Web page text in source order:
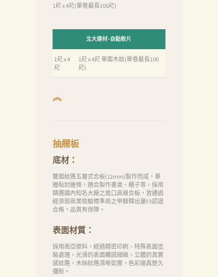
1尺 x 4尺(單卷最長100尺)
北大建材-自黏軟片
1尺 x 4
尺
1尺 x 4尺 單面木紋(單卷最長100
尺)
︽
抽屜板
底材：
雙面紋路五層式合板(12mm)製作而成，單
邊貼封邊條，適合製作書桌、櫃子等，採用
精選國內知名大廠之進口高級合板，皆通過
經濟部商業檢驗標準局之甲醛釋出量F3認證
合格，品質有保障。
表面材質：
採用南亞原料，經過精密印刷、特殊表面塗
裝處理，光滑的表面觸感細緻，立體的真實
感紋路，木絲紋路清晰如實，色彩逼真歷久
彌新。